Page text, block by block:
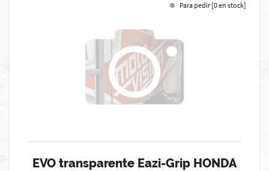
Para pedir [0 en stock]
EVO transparente Eazi-Grip HONDA